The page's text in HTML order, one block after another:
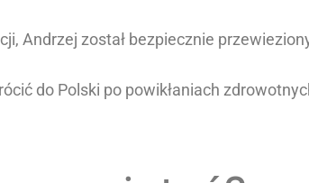
Andrzej został bezpiecznie
do Polski po powikłaniach